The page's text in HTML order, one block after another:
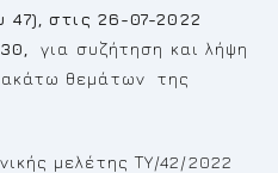
47), στις 26-07-2022
για συζήτηση και λήψη
θεμάτων της
μελέτης ΤΥ/42/2022